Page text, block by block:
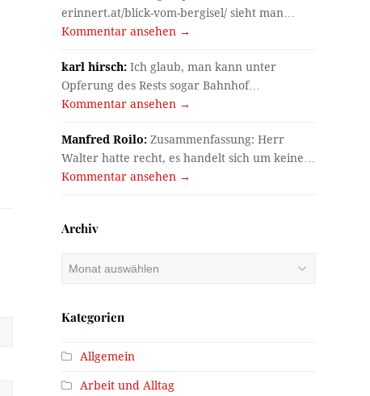
erinnert.at/blick-vom-bergisel/ sieht man…
Kommentar ansehen →
karl hirsch: Ich glaub, man kann unter
Opferung des Rests sogar Bahnhof…
Kommentar ansehen →
Manfred Roilo: Zusammenfassung: Herr
Walter hatte recht, es handelt sich um keine…
Kommentar ansehen →
Archiv
Kategorien
Allgemein
Arbeit und Alltag